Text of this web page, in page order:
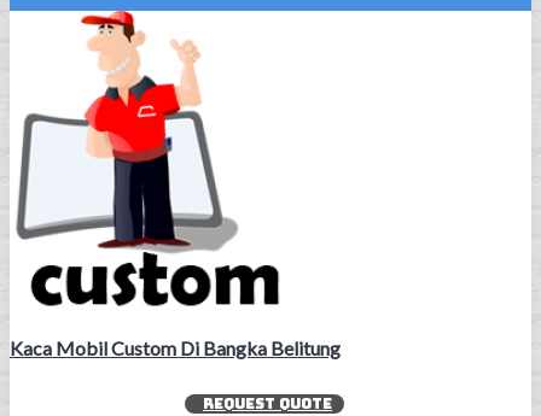
Kaca Mobil Custom Di Bangka Belitung
REQUEST QUOTE